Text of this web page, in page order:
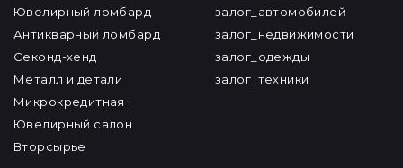
Ювелирный ломбард
Антикварный ломбард
Секонд-хенд
Металл и детали
Микрокредитная
Ювелирный салон
Вторсырье
залог_автомобилей
залог_недвижимости
залог_одежды
залог_техники